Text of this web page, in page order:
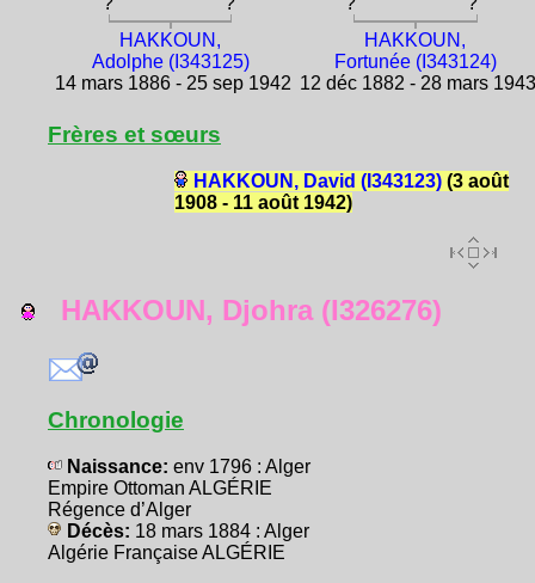
HAKKOUN,
Adolphe (I343125)
14 mars 1886 - 25 sep 1942
HAKKOUN,
Fortunée (I343124)
12 déc 1882 - 28 mars 1943
Frères et sœurs
HAKKOUN, David (I343123)(3 août
1908 - 11 août 1942)
HAKKOUN, Djohra (I326276)
Chronologie
Naissance: env 1796 : Alger
Empire Ottoman ALGÉRIE
Régence d’Alger
Décès: 18 mars 1884 : Alger
Algérie Française ALGÉRIE